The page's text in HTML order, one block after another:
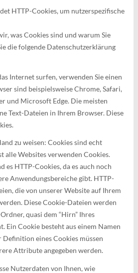
HTTP-Cookies, um nutzerspezifische
was Cookies sind und warum Sie
die folgende Datenschutzerklärung
Internet surfen, verwenden Sie einen
sind beispielsweise Chrome, Safari,
und Microsoft Edge. Die meisten
Text-Dateien in Ihrem Browser. Diese
zu weisen: Cookies sind echt
alle Websites verwenden Cookies.
es HTTP-Cookies, da es auch noch
Anwendungsbereiche gibt. HTTP-
die von unserer Website auf Ihrem
Diese Cookie-Dateien werden
quasi dem “Hirn” Ihres
Ein Cookie besteht aus einem Namen
Definition eines Cookies müssen
Attribute angegeben werden.
Nutzerdaten von Ihnen, wie